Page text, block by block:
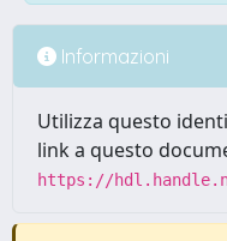
Informazioni
Utilizza questo
link a questo
https://